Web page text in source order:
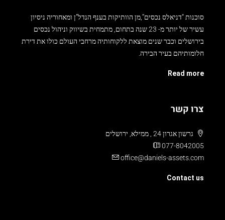
סוכנות “דניאלס נכסים”,מן הוותיקות בענף הנדל”ן ומאחוריה ניסיון
עשיר של יותר מ- 23 שנה בתחום, מתמחית בשיווק וניהול נכסים
בירושלים וכבר שנים מוצאת ללקוחותיה מרחבי העולם כולו את דירת
חלומותיהם בעיר הבירה.
Read more
צרו קשר
גרשון אגרון 24 , ממילא, ירושלים
077-8042005
office@daniels-assets.com
Contact us